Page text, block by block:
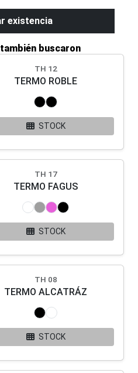
existencia
buscaron
TH 12
TERMO ROBLE
STOCK
TH 17
TERMO FAGUS
STOCK
TH 08
TERMO ALCATRÁZ
STOCK